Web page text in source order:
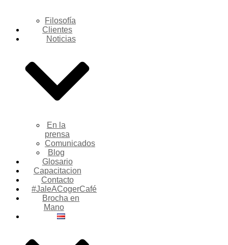
Filosofía
Clientes
Noticias
En la
prensa
Comunicados
Blog
Glosario
Capacitacion
Contacto
#JaleACogerCafé
Brocha en
Mano